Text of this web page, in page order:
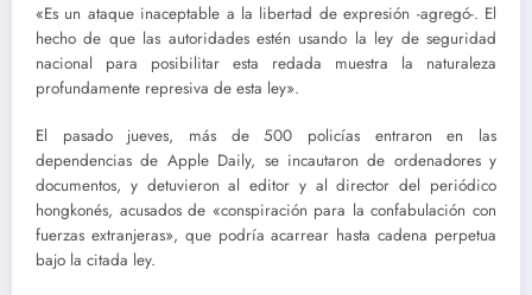
«Es un ataque inaceptable a la libertad de expresión -agregó-. El
hecho de que las autoridades estén usando la ley de seguridad
nacional para posibilitar esta redada muestra la naturaleza
profundamente represiva de esta ley».
El pasado jueves, más de 500 policías entraron en las
dependencias de Apple Daily, se incautaron de ordenadores y
documentos, y detuvieron al editor y al director del periódico
hongkonés, acusados de «conspiración para la confabulación con
fuerzas extranjeras», que podría acarrear hasta cadena perpetua
bajo la citada ley.